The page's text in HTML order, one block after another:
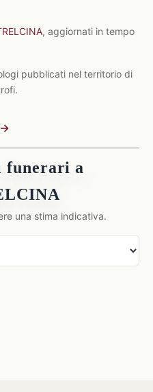
, aggiornati in tempo
pubblicati nel territorio di
funerari a
una stima indicativa.